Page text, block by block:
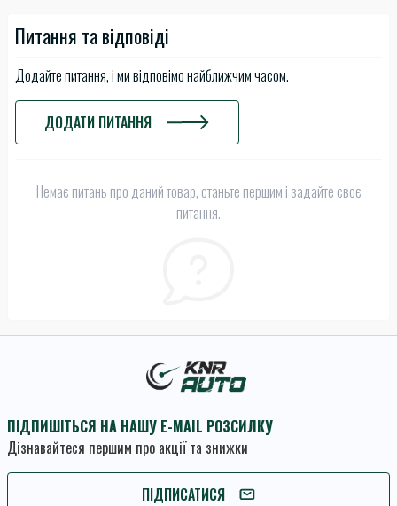
Питання та відповіді
Додайте питання, і ми відповімо найближчим часом.
ДОДАТИ ПИТАННЯ
Немає питань про даний товар, станьте першим і задайте своє
питання.
ПІДПИШІТЬСЯ НА НАШУ E-MAIL РОЗСИЛКУ
Дізнавайтеся першим про акції та знижки
ПІДПИСАТИСЯ
ПІДПИШІТЬСЯ